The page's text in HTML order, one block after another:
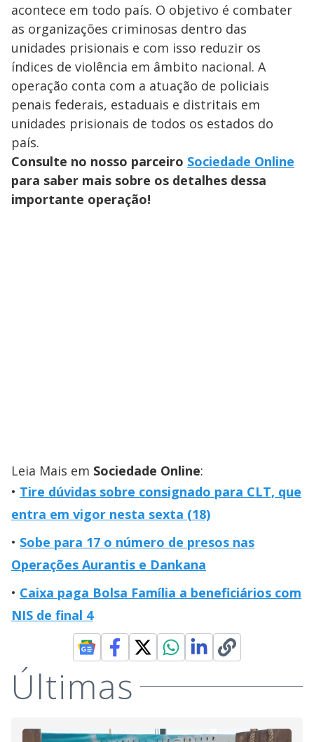
acontece em todo país. O objetivo é combater
as organizações criminosas dentro das
unidades prisionais e com isso reduzir os
índices de violência em âmbito nacional. A
operação conta com a atuação de policiais
penais federais, estaduais e distritais em
unidades prisionais de todos os estados do
país.
Consulte no nosso parceiro Sociedade Online
para saber mais sobre os detalhes dessa
importante operação!
Leia Mais em Sociedade Online:
Tire dúvidas sobre consignado para CLT, que
entra em vigor nesta sexta (18)
Sobe para 17 o número de presos nas
Operações Aurantis e Dankana
Caixa paga Bolsa Família a beneficiários com
NIS de final 4
Últimas